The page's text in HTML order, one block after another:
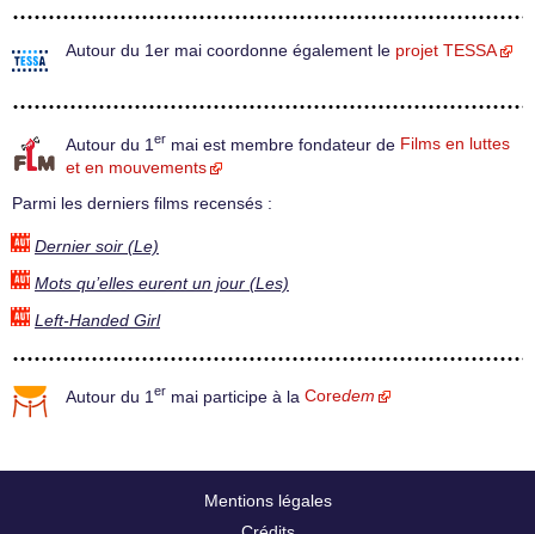
Autour du 1er mai coordonne également le projet TESSA
Autour du 1 er mai est membre fondateur de Films en luttes
et en mouvements
Parmi les derniers films recensés :
Dernier soir (Le)
Mots qu’elles eurent un jour (Les)
Left-Handed Girl
Autour du 1 er mai participe à la Coredem
Mentions légales